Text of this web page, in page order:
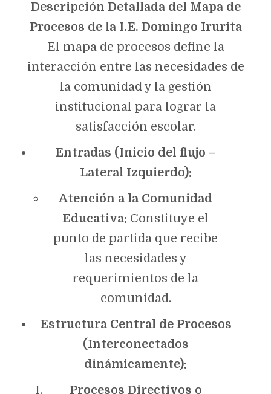
Descripción Detallada del Mapa de
Procesos de la I.E. Domingo Irurita
El mapa de procesos define la
interacción entre las necesidades de
la comunidad y la gestión
institucional para lograr la
satisfacción escolar.
Entradas (Inicio del flujo –
Lateral Izquierdo):
Atención a la Comunidad
Educativa: Constituye el
punto de partida que recibe
las necesidades y
requerimientos de la
comunidad.
Estructura Central de Procesos
(Interconectados
dinámicamente):
Procesos Directivos o